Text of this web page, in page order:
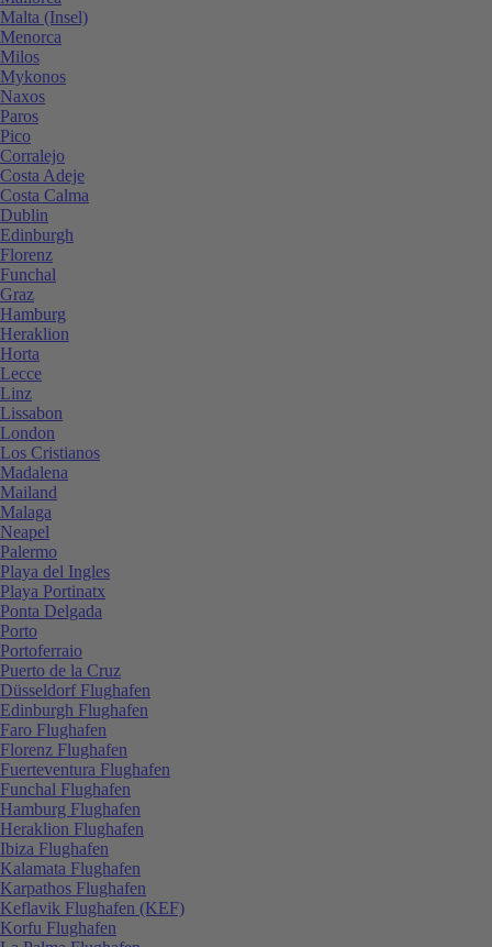
Malta (Insel)
Menorca
Milos
Mykonos
Naxos
Paros
Pico
Corralejo
Costa Adeje
Costa Calma
Dublin
Edinburgh
Florenz
Funchal
Graz
Hamburg
Heraklion
Horta
Lecce
Linz
Lissabon
London
Los Cristianos
Madalena
Mailand
Malaga
Neapel
Palermo
Playa del Ingles
Playa Portinatx
Ponta Delgada
Porto
Portoferraio
Puerto de la Cruz
Düsseldorf Flughafen
Edinburgh Flughafen
Faro Flughafen
Florenz Flughafen
Fuerteventura Flughafen
Funchal Flughafen
Hamburg Flughafen
Heraklion Flughafen
Ibiza Flughafen
Kalamata Flughafen
Karpathos Flughafen
Keflavik Flughafen (KEF)
Korfu Flughafen